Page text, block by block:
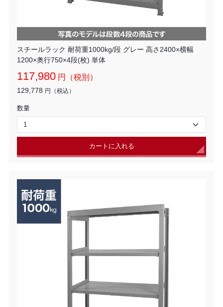
スチールラック 耐荷重1000kg/段 グレー 高さ2400×横幅
1200×奥行750×4段(枚) 単体
117,980 円（税別）
129,778 円（税込）
数量
カートに入れる